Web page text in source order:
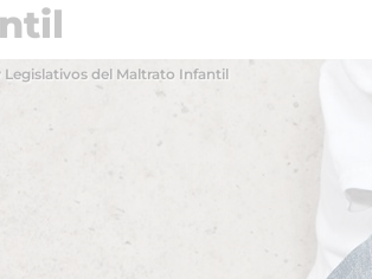
del Maltrato Infantil